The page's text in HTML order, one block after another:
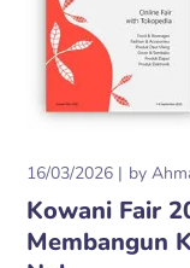
16/03/2026 by
Kowani Fair
Membangun